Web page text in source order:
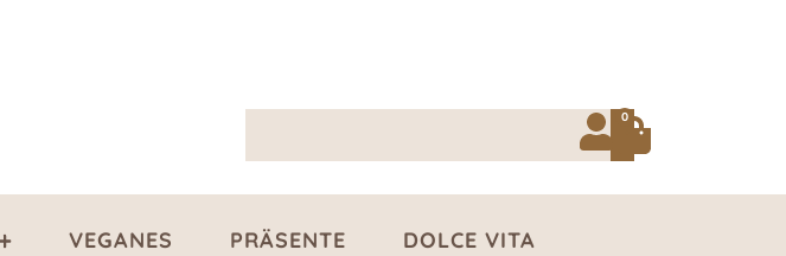
0
VEGANES PRÄSENTE DOLCE VITA